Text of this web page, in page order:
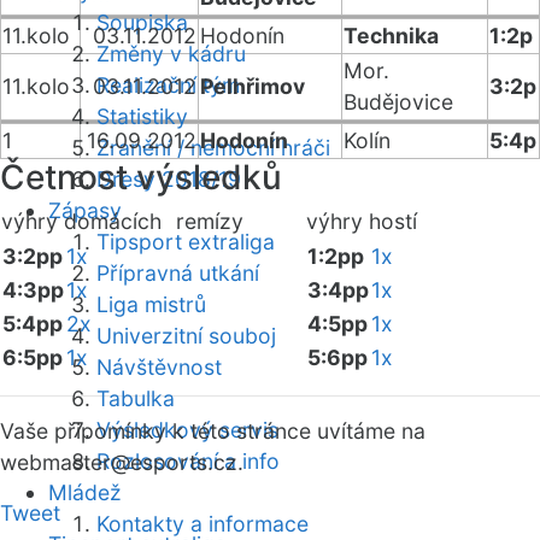
Soupiska
Změny v kádru
Realizační tým
Statistiky
Zranění / nemocní hráči
Dresy 2018/19
Zápasy
Tipsport extraliga
Přípravná utkání
Liga mistrů
Univerzitní souboj
Návštěvnost
Tabulka
Výsledkový servis
Rozlosování a info
Mládež
Kontakty a informace
11.kolo 03.11.2012 Hodonín Technika
1:2p
11.kolo
03.11.2012Pelhřimov
Mor.
Budějovice
3:2p
1 16.09.2012Hodonín Kolín 5:4p
Četnost výsledků
výhry domácích remízy výhry hostí
3:2pp1x
4:3pp1x
5:4pp2x
6:5pp1x
1:2pp 1x
3:4pp1x
4:5pp1x
5:6pp1x
Vaše připomínky k této stránce uvítáme na
webmaster@esports.cz.
Tweet